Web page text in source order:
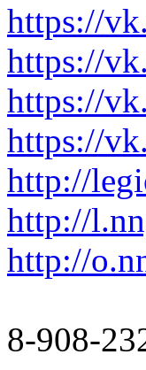
https://
https://
https://
https://
http://
http://
http://
8-908-